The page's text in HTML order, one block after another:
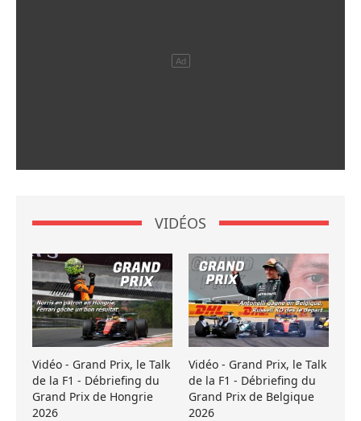
VIDÉOS
Vidéo - Grand Prix, le Talk
de la F1 - Débriefing du
Grand Prix de Hongrie
2026
Vidéo - Grand Prix, le Talk
de la F1 - Débriefing du
Grand Prix de Belgique
2026